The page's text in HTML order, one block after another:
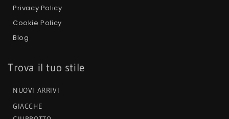
Privacy Policy
Cookie Policy
Blog
Trova il tuo stile
NUOVI ARRIVI
GIACCHE